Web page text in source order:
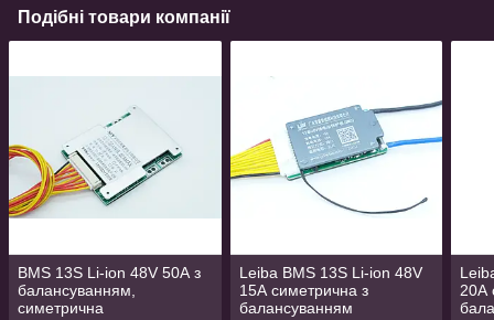
Подібні товари компанії
BMS 13S Li-ion 48V 50А з
балансуванням,
симетрична
Leiba BMS 13S Li-ion 48V
15А симетрична з
балансуванням
20А